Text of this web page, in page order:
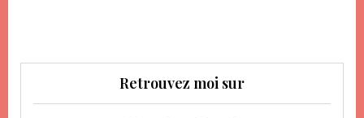
Retrouvez moi sur